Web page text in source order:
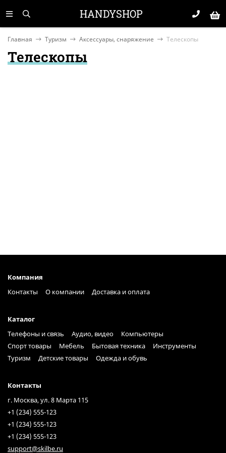
HANDYSHOP
Главная Туризм Аксессуары, снаряжение Телескопы
Телескопы
Компания
Контакты
О компании Доставка и оплата
Каталог
Телефоны и связь
Аудио, видео
Компьютеры
Спорт товары
Мебель Бытовая техника
Инструменты
Туризм
Детские товары Одежда и обувь
Контакты
г. Москва, ул. 8 Марта 115
+1 (234) 555-123
+1 (234) 555-123
+1 (234) 555-123
support@skilbe.ru